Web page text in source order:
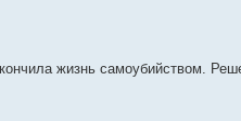
жизнь самоубийством.